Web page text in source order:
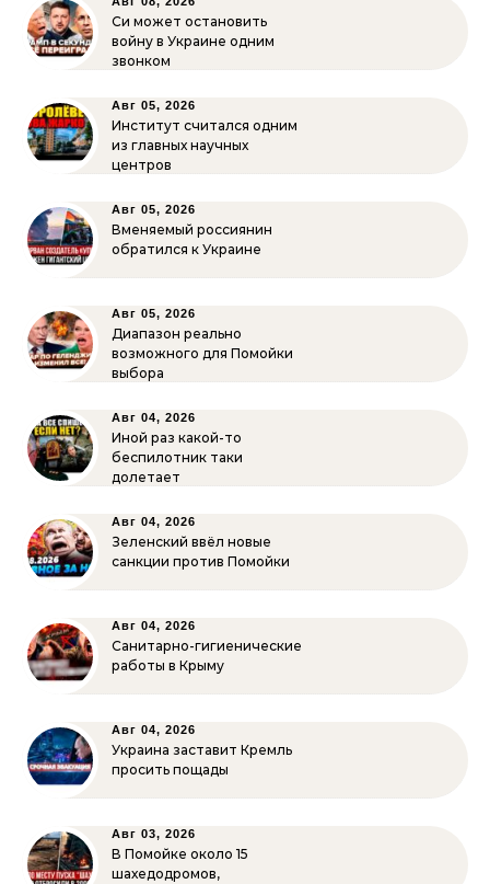
Си может остановить
войну в Украине одним
звонком
Авг 05, 2026
Институт считался одним
из главных научных
центров
Авг 05, 2026
Вменяемый россиянин
обратился к Украине
Авг 05, 2026
Диапазон реально
возможного для Помойки
выбора
Авг 04, 2026
Иной раз какой-то
беспилотник таки
долетает
Авг 04, 2026
Зеленский ввёл новые
санкции против Помойки
Авг 04, 2026
Санитарно-гигиенические
работы в Крыму
Авг 04, 2026
Украина заставит Кремль
просить пощады
Авг 03, 2026
В Помойке около 15
шахедодромов,